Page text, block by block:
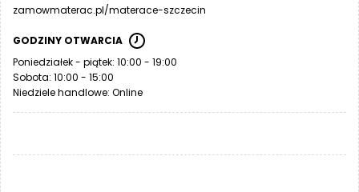
0
0
7
0
7
zamowmaterac.pl/materace-szczecin
GODZINY OTWARCIA
Poniedziałek - piątek: 10:00 - 19:00
Sobota: 10:00 - 15:00
Niedziele handlowe: Online